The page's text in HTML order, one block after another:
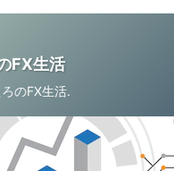
FX生活
のFX生活.